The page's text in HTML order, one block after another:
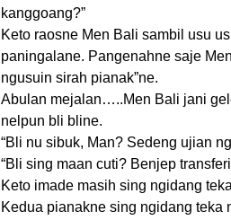
kanggoang?”
Keto raosne Men Bali sambil usu
paningalane. Pangenahne saje
ngusuin sirah pianak”ne.
Abulan mejalan…..Men Bali jani
nelpun bli bline.
“Bli nu sibuk, Man? Sedeng ujian
“Bli sing maan cuti? Benjep
Keto imade masih sing ngidang
Kedua pianakne sing ngidang teka